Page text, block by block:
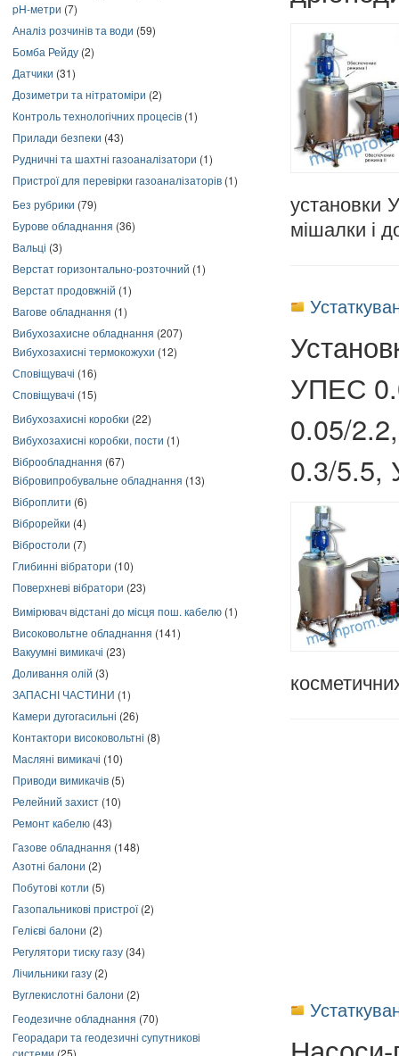
pH-метри (7)
Аналіз розчинів та води (59)
Бомба Рейду (2)
Датчики (31)
Дозиметри та нітратоміри (2)
Контроль технологічних процесів (1)
Прилади безпеки (43)
Рудничні та шахтні газоаналізатори (1)
Пристрої для перевірки газоаналізаторів (1)
Без рубрики (79)
Бурове обладнання (36)
Вальці (3)
Верстат горизонтально-розточний (1)
Верстат продовжній (1)
Вагове обладнання (1)
Вибухозахисне обладнання (207)
Вибухозахисні термокожухи (12)
Сповіщувачі (16)
Сповіщувачі (15)
Вибухозахисні коробки (22)
Вибухозахисні коробки, пости (1)
Віброобладнання (67)
Вібровипробувальне обладнання (13)
Віброплити (6)
Віброрейки (4)
Вібростоли (7)
Глибинні вібратори (10)
Поверхневі вібратори (23)
Вимірювач відстані до місця пош. кабелю (1)
Високовольтне обладнання (141)
Вакуумні вимикачі (23)
Доливання олій (3)
ЗАПАСНІ ЧАСТИНИ (1)
Камери дугогасильні (26)
Контактори високовольтні (8)
Масляні вимикачі (10)
Приводи вимикачів (5)
Релейний захист (10)
Ремонт кабелю (43)
Газове обладнання (148)
Азотні балони (2)
Побутові котли (5)
Газопальникові пристрої(2)
Гелієві балони (2)
Регулятори тиску газу (34)
Лічильники газу (2)
Вуглекислотні балони (2)
Геодезичне обладнання (70)
Георадари та геодезичні супутникові
системи (25)
установки
мішалки і
УПЕС
0.05/
0.3/5.5,